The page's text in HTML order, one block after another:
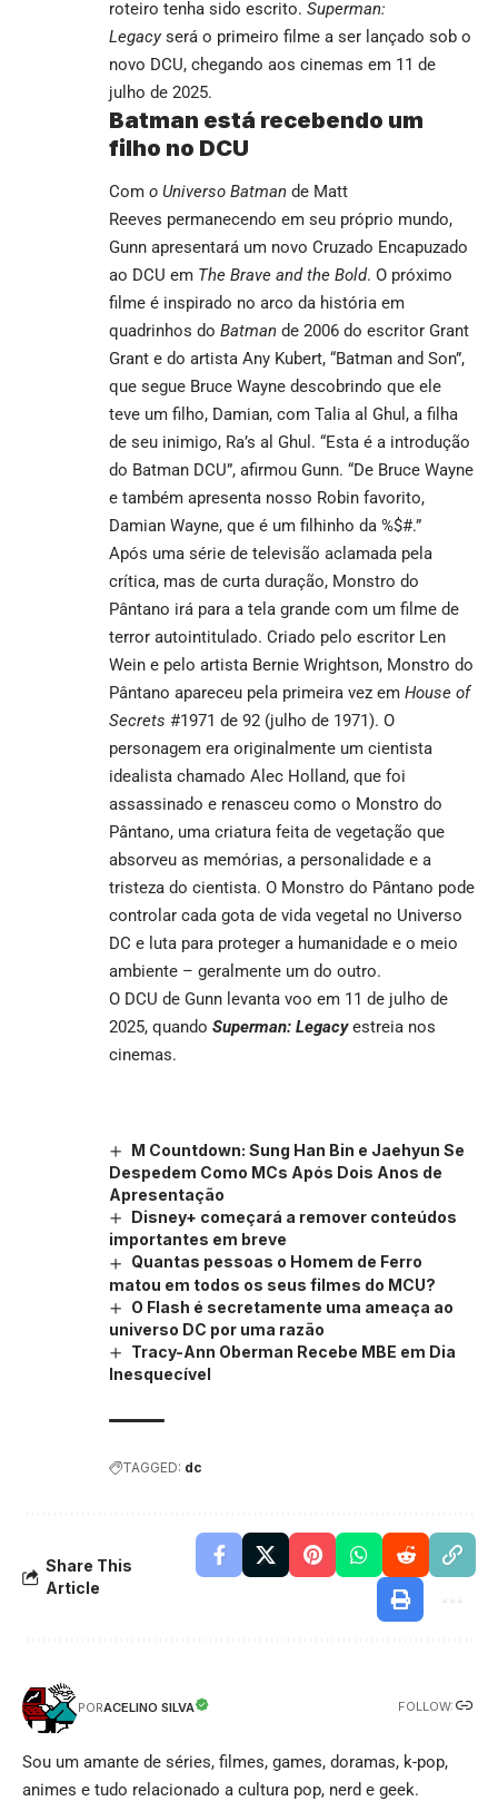
roteiro tenha sido escrito. Superman:
Legacyserá o primeiro filme a ser lançado sob o
novo DCU, chegando aos cinemas em 11 de
julho de 2025.
Batman está recebendo um
filho no DCU
Com o Universo Batman de Matt
Reeves permanecendo em seu próprio mundo,
Gunn apresentará um novo Cruzado Encapuzado
ao DCU em The Brave and the Bold. O próximo
filme é inspirado no arco da história em
quadrinhos do Batman de 2006 do escritor Grant
Grant e do artista Any Kubert, “Batman and Son”,
que segue Bruce Wayne descobrindo que ele
teve um filho, Damian, com Talia al Ghul, a filha
de seu inimigo, Ra’s al Ghul. “Esta é a introdução
do Batman DCU”, afirmou Gunn. “De Bruce Wayne
e também apresenta nosso Robin favorito,
Damian Wayne, que é um filhinho da %$#.”
Após uma série de televisão aclamada pela
crítica, mas de curta duração, Monstro do
Pântano irá para a tela grande com um filme de
terror autointitulado. Criado pelo escritor Len
Wein e pelo artista Bernie Wrightson, Monstro do
Pântano apareceu pela primeira vez em House of
Secrets #1971 de 92 (julho de 1971). O
personagem era originalmente um cientista
idealista chamado Alec Holland, que foi
assassinado e renasceu como o Monstro do
Pântano, uma criatura feita de vegetação que
absorveu as memórias, a personalidade e a
tristeza do cientista. O Monstro do Pântano pode
controlar cada gota de vida vegetal no Universo
DC e luta para proteger a humanidade e o meio
ambiente – geralmente um do outro.
O DCU de Gunn levanta voo em 11 de julho de
2025, quando Superman: Legacy estreia nos
cinemas.
M Countdown: Sung Han Bin e Jaehyun Se
Despedem Como MCs Após Dois Anos de
Apresentação
Disney+ começará a remover conteúdos
importantes em breve
Quantas pessoas o Homem de Ferro
matou em todos os seus filmes do MCU?
O Flash é secretamente uma ameaça ao
universo DC por uma razão
Tracy-Ann Oberman Recebe MBE em Dia
Inesquecível
TAGGED: dc
Share This
Article
PORACELINO SILVA FOLLOW:
Sou um amante de séries, filmes, games, doramas, k-pop,
animes e tudo relacionado a cultura pop, nerd e geek.